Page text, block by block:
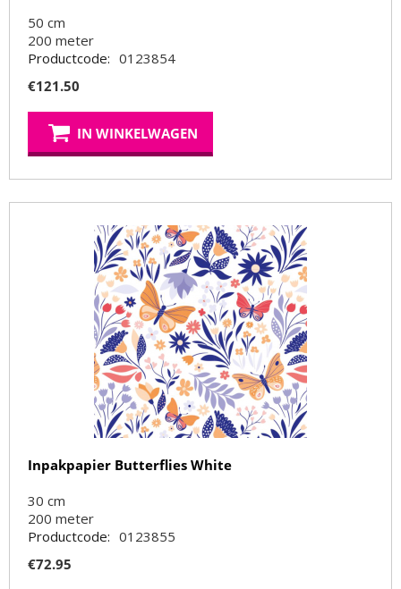
50 cm
200 meter
Productcode: 0123854
€121.50
IN WINKELWAGEN
Inpakpapier Butterflies White
30 cm
200 meter
Productcode: 0123855
€72.95